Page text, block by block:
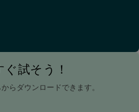
試そう！
らダウンロードできます。